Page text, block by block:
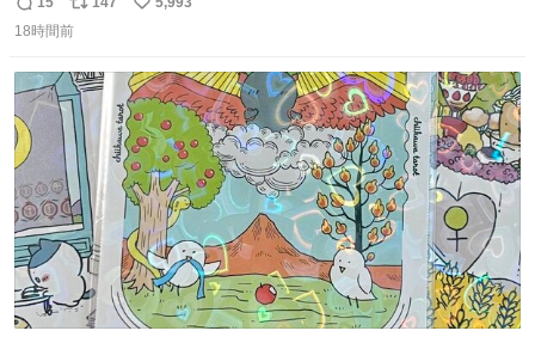
返
信
リ
ポ
ト
数
い
数
18時間前